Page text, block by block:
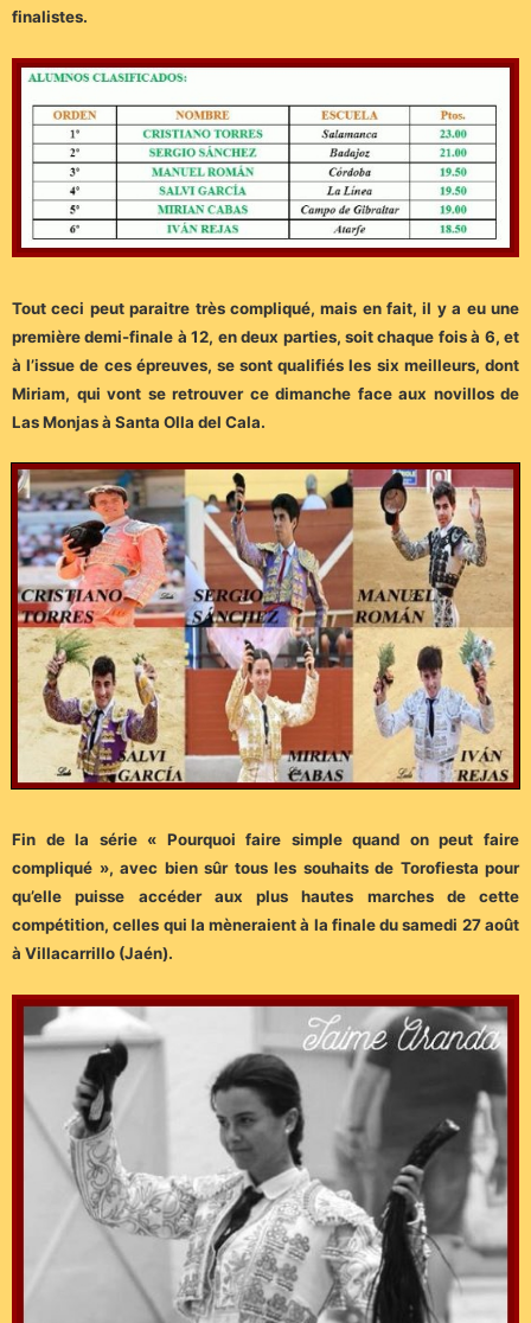
finalistes.
Tout ceci peut paraitre très compliqué, mais en fait, il y a eu une
première demi-finale à 12, en deux parties, soit chaque fois à 6, et
à l’issue de ces épreuves, se sont qualifiés les six meilleurs, dont
Miriam, qui vont se retrouver ce dimanche face aux novillos de
Las Monjas à Santa Olla del Cala.
Fin de la série « Pourquoi faire simple quand on peut faire
compliqué », avec bien sûr tous les souhaits de Torofiesta pour
qu’elle puisse accéder aux plus hautes marches de cette
compétition, celles qui la mèneraient à la finale du samedi 27 août
à Villacarrillo (Jaén).